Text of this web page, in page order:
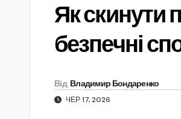
Як скинути
безпечні
Від Владимир Бондаренко
ЧЕР 17, 2026